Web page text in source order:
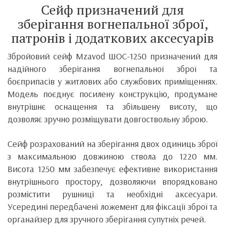
Сейф призначений для
зберігання вогнепальної зброї,
патронів і додаткових аксесуарів
Збройовий сейф Mzavod ШОС-1250 призначений для
надійного зберігання вогнепальної зброї та
боєприпасів у житлових або службових приміщеннях.
Модель поєднує посилену конструкцію, продумане
внутрішнє оснащення та збільшену висоту, що
дозволяє зручно розміщувати довгоствольну зброю.
Сейф розрахований на зберігання двох одиниць зброї
з максимальною довжиною ствола до 1220 мм.
Висота 1250 мм забезпечує ефективне використання
внутрішнього простору, дозволяючи впорядковано
розмістити рушниці та необхідні аксесуари.
Усередині передбачені ложемент для фіксації зброї та
органайзер для зручного зберігання супутніх речей.